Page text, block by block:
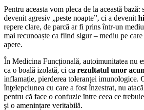
Pentru aceasta vom pleca de la această
devenit agresiv „peste noapte”, ci a devenit
repere clare, de parcă ar fi prins într-un
mai recunoaște ca fiind sigur – mediu pe
apere.
În Medicina Funcțională, autoimunitatea nu
ca o boală izolată, ci ca rezultatul unor
inflamație, pierderea toleranței imunologice.
înţelepciunea cu care a fost înzestrat, nu
pentru că face o confuzie ȋntre ceea ce
şi o amenințare veritabilă.